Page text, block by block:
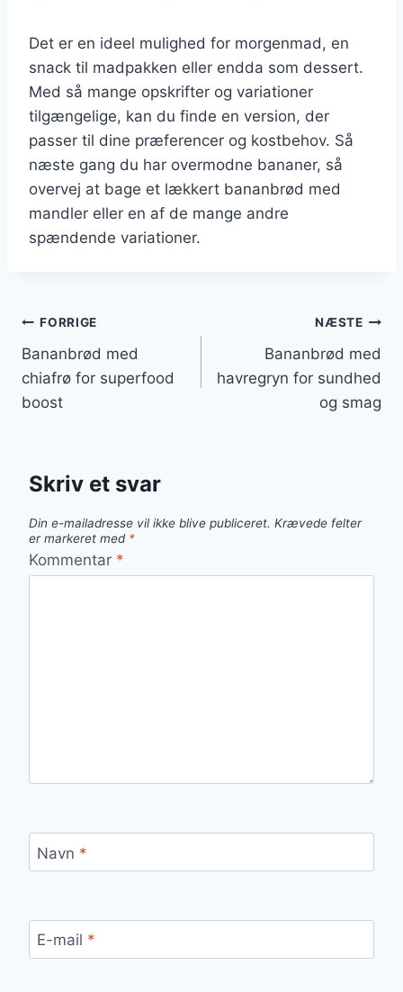
Det er en ideel mulighed for morgenmad, en
snack til madpakken eller endda som dessert.
Med så mange opskrifter og variationer
tilgængelige, kan du finde en version, der
passer til dine præferencer og kostbehov. Så
næste gang du har overmodne bananer, så
overvej at bage et lækkert bananbrød med
mandler eller en af de mange andre
spændende variationer.
Indlægsnavigation
FORRIGE
Bananbrød med
chiafrø for superfood
boost
NÆSTE
Bananbrød med
havregryn for sundhed
og smag
Skriv et svar
Din e-mailadresse vil ikke blive publiceret. Krævede felter
er markeret med *
Kommentar *
Navn *
E-mail *